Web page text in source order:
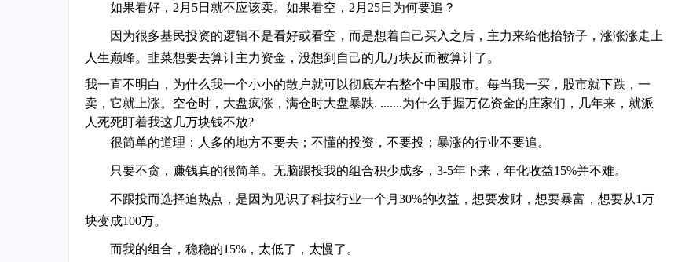
如果看好，2月5日就不应该卖。如果看空，2月25日为何要追？
因为很多基民投资的逻辑不是看好或看空，而是想着自己买入之后，主力来给他抬轿子，涨涨涨走上
人生巅峰。韭菜想要去算计主力资金，没想到自己的几万块反而被算计了。
我一直不明白，为什么我一个小小的散户就可以彻底左右整个中国股市。每当我一买，股市就下跌，一
卖，它就上涨。空仓时，大盘疯涨，满仓时大盘暴跌. .......为什么手握万亿资金的庄家们，几年来，就派
人死死盯着我这几万块钱不放?
很简单的道理：人多的地方不要去；不懂的投资，不要投；暴涨的行业不要追。
只要不贪，赚钱真的很简单。无脑跟投我的组合积少成多，3-5年下来，年化收益15%并不难。
不跟投而选择追热点，是因为见识了科技行业一个月30%的收益，想要发财，想要暴富，想要从1万
块变成100万。
而我的组合，稳稳的15%，太低了，太慢了。